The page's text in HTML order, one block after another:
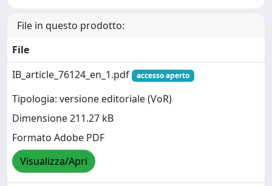
File in questo prodotto:
File
IB_article_76124_en_1.pdf
accesso aperto
Tipologia: versione editoriale (VoR)
Dimensione 211.27 kB
Formato Adobe PDF
Visualizza/Apri